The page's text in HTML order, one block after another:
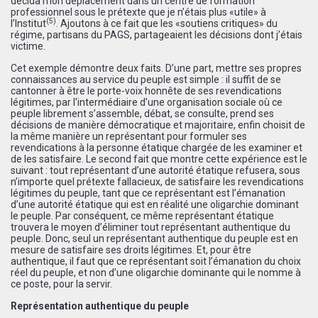
professionnel sous le prétexte que je n’étais plus «utile» à
l’Institut(5) . Ajoutons à ce fait que les «soutiens critiques» du
régime, partisans du PAGS, partageaient les décisions dont j’étais
victime.
Cet exemple démontre deux faits. D’une part, mettre ses propres
connaissances au service du peuple est simple : il suffit de se
cantonner à être le porte-voix honnête de ses revendications
légitimes, par l’intermédiaire d’une organisation sociale où ce
peuple librement s’assemble, débat, se consulte, prend ses
décisions de manière démocratique et majoritaire, enfin choisit de
la même manière un représentant pour formuler ses
revendications à la personne étatique chargée de les examiner et
de les satisfaire. Le second fait que montre cette expérience est le
suivant : tout représentant d’une autorité étatique refusera, sous
n’importe quel prétexte fallacieux, de satisfaire les revendications
légitimes du peuple, tant que ce représentant est l’émanation
d’une autorité étatique qui est en réalité une oligarchie dominant
le peuple. Par conséquent, ce même représentant étatique
trouvera le moyen d’éliminer tout représentant authentique du
peuple. Donc, seul un représentant authentique du peuple est en
mesure de satisfaire ses droits légitimes. Et, pour être
authentique, il faut que ce représentant soit l’émanation du choix
réel du peuple, et non d’une oligarchie dominante qui le nomme à
ce poste, pour la servir.
Représentation authentique du peuple